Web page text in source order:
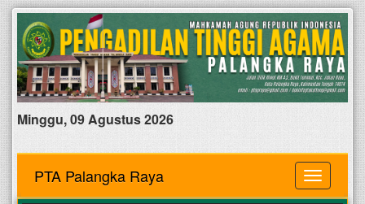
Minggu, 09 Agustus 2026
MENU
PTA Palangka Raya